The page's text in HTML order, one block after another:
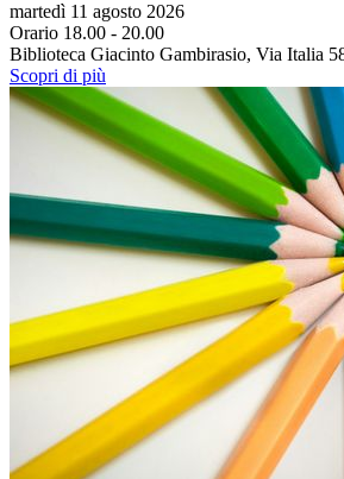
martedì 11 agosto 2026
Orario 18.00 - 20.00
Biblioteca Giacinto Gambirasio, Via Italia
Scopri di più